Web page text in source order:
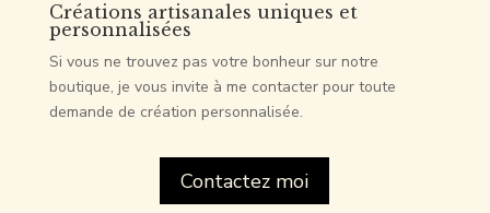
Créations artisanales uniques et
personnalisées
Si vous ne trouvez pas votre bonheur sur notre
boutique, je vous invite à me contacter pour toute
demande de création personnalisée.
Contactez moi